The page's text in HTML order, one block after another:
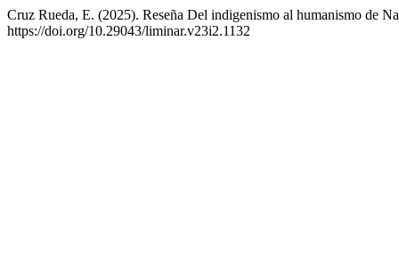
Cruz Rueda, E. (2025). Reseña Del indigenismo al humanismo de
https://doi.org/10.29043/liminar.v23i2.1132